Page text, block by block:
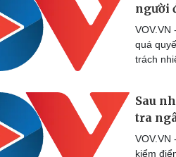
người
VOV.VN
quá
trách
Sau
tra
VOV.VN
kiểm